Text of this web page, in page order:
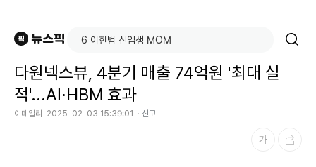
다원넥스뷰, 4분기 매출 74억원 '최대 실
적'...AI·HBM 효과
이데일리 2025-02-03 15:39:01 신고